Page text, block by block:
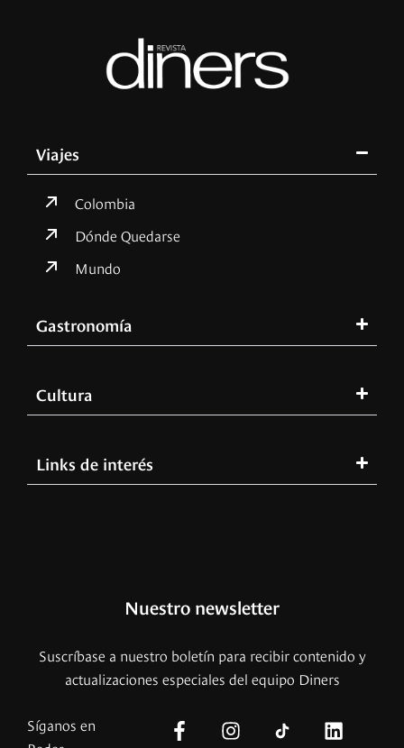
Viajes
Colombia
Dónde Quedarse
Mundo
Gastronomía
Cultura
Links de interés
Nuestro newsletter
Suscríbase a nuestro boletín para recibir contenido y
actualizaciones especiales del equipo Diners
Síganos en